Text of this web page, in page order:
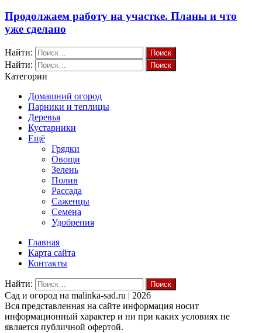
Продолжаем работу на участке. Планы и что
уже сделано
Найти:
Найти:
Категории
Домашний огород
Парники и теплицы
Деревья
Кустарники
Ещё
Грядки
Овощи
Зелень
Полив
Рассада
Саженцы
Семена
Удобрения
Главная
Карта сайта
Контакты
Найти:
Cад и огород на malinka-sad.ru | 2026
Вся представленная на сайте информация носит
информационный характер и ни при каких условиях не
является публичной офертой.